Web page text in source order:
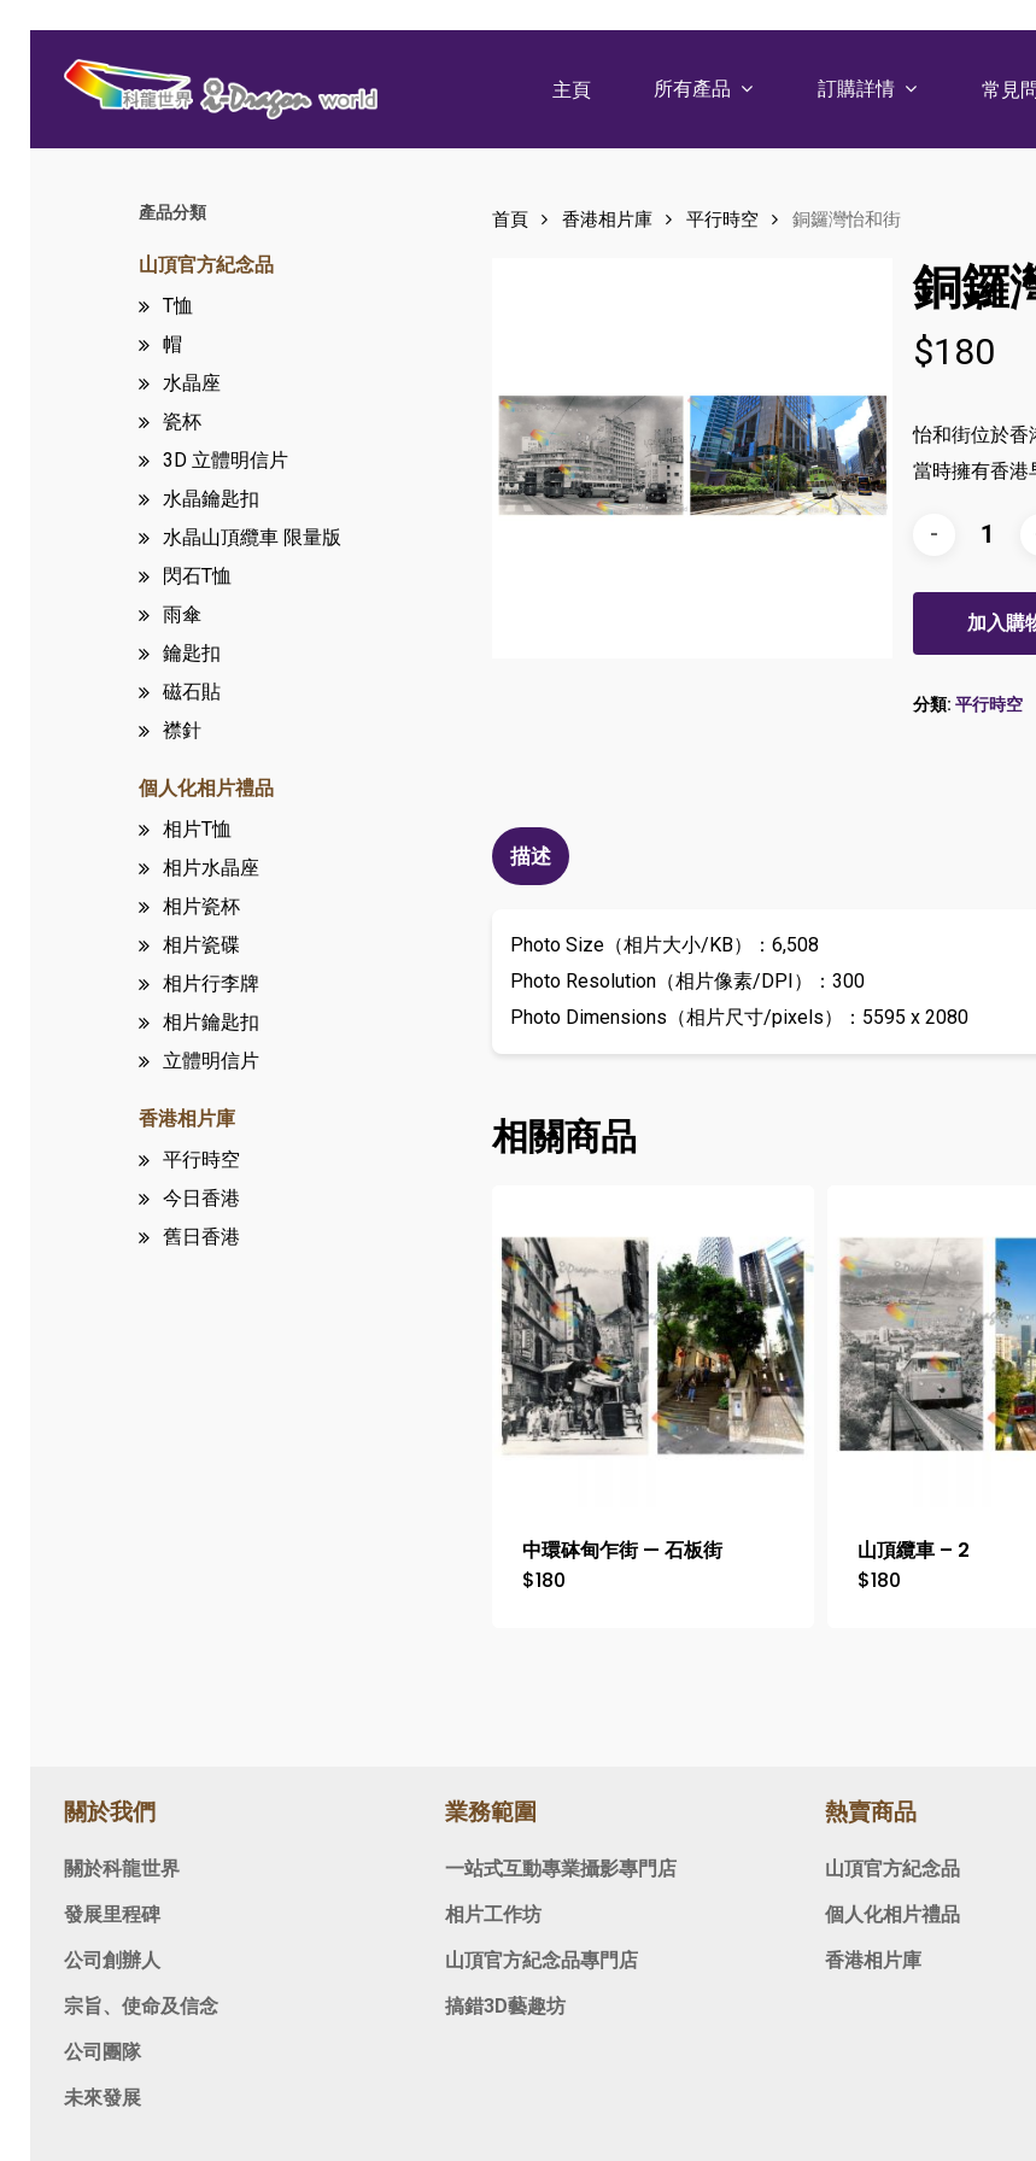
主頁 所有產品 訂購詳情 常見
產品分類
山頂官方紀念品
T恤
帽
水晶座
瓷杯
3D 立體明信片
水晶鑰匙扣
水晶山頂纜車 限量版
閃石T恤
雨傘
鑰匙扣
磁石貼
襟針
個人化相片禮品
相片T恤
相片水晶座
相片瓷杯
相片瓷碟
相片行李牌
相片鑰匙扣
立體明信片
香港相片庫
平行時空
今日香港
舊日香港
首頁 香港相片庫 平行時空 銅鑼灣怡和街
銅鑼
$180
怡和街位於香
當時擁有香港
加入購
分類: 平行時空
描述
Photo Size（相片大小/KB）：6,508
Photo Resolution（相片像素/DPI）：300
Photo Dimensions（相片尺寸/pixels）：5595 x 2080
相關商品
中環砵甸乍街 — 石板街
$180
山頂纜車 – 2
$180
關於我們
關於科龍世界
發展里程碑
公司創辦人
宗旨、使命及信念
公司團隊
未來發展
業務範圍
一站式互動專業攝影專門店
相片工作坊
山頂官方紀念品專門店
搞錯3D藝趣坊
熱賣商品
山頂官方紀念品
個人化相片禮品
香港相片庫